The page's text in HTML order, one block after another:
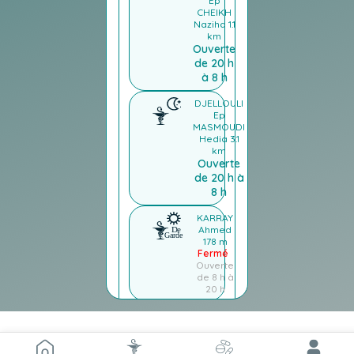
CHEIKH
Naziha 1.1
km
Ouverte
de 20 h
à 8 h
DJELLOULI
Ep
MASMOUDI
Hedia 3.1
km
Ouverte
de 20 h à
8 h
KARRAY
Ahmed
178 m
Fermé
Ouverte
de 8 h à
20 h
EL
Sarra
268 m